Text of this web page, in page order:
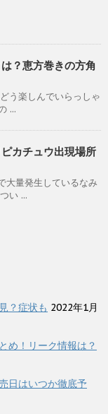
？恵方巻きの方角
う楽しんでいらっしゃ
...
ピカチュウ出現場所
大量発生しているなみ
い ...
？症状も 2022年1月
め！リーク情報は？
日はいつか徹底予